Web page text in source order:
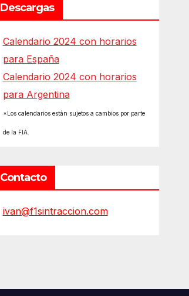
Descargas
Calendario 2024 con horarios
para España
Calendario 2024 con horarios
para Argentina
*Los calendarios están sujetos a cambios por parte
de la FIA.
Contacto
ivan@f1sintraccion.com